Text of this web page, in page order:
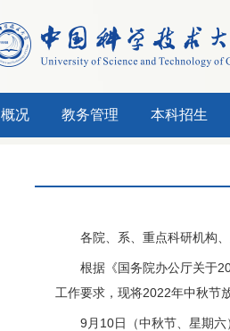
概况 教务管理 本科招生
各院、系、重点科研机构
根据《国务院办公厅关于
工作要求，现将2022年中秋节
9月10日（中秋节、星期六